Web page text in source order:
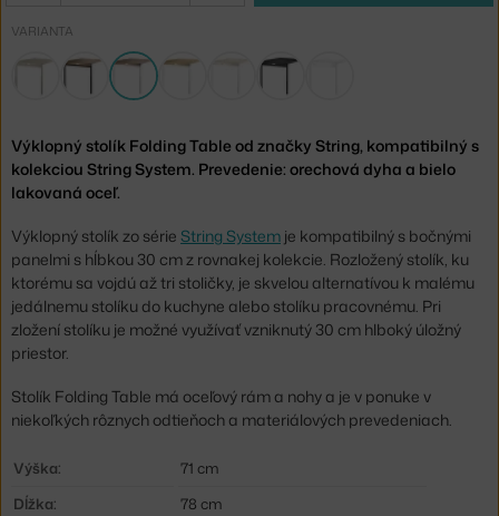
VARIANTA
Výklopný stolík Folding Table od značky String, kompatibilný s
kolekciou String System. Prevedenie: orechová dyha a bielo
lakovaná oceľ.
Výklopný stolík zo série String System je kompatibilný s bočnými
panelmi s hĺbkou 30 cm z rovnakej kolekcie. Rozložený stolík, ku
ktorému sa vojdú až tri stoličky, je skvelou alternatívou k malému
jedálnemu stolíku do kuchyne alebo stolíku pracovnému. Pri
zložení stolíku je možné využívať vzniknutý 30 cm hlboký úložný
priestor.
Stolík Folding Table má oceľový rám a nohy a je v ponuke v
niekoľkých rôznych odtieňoch a materiálových prevedeniach.
Výška:
71 cm
Dĺžka:
78 cm